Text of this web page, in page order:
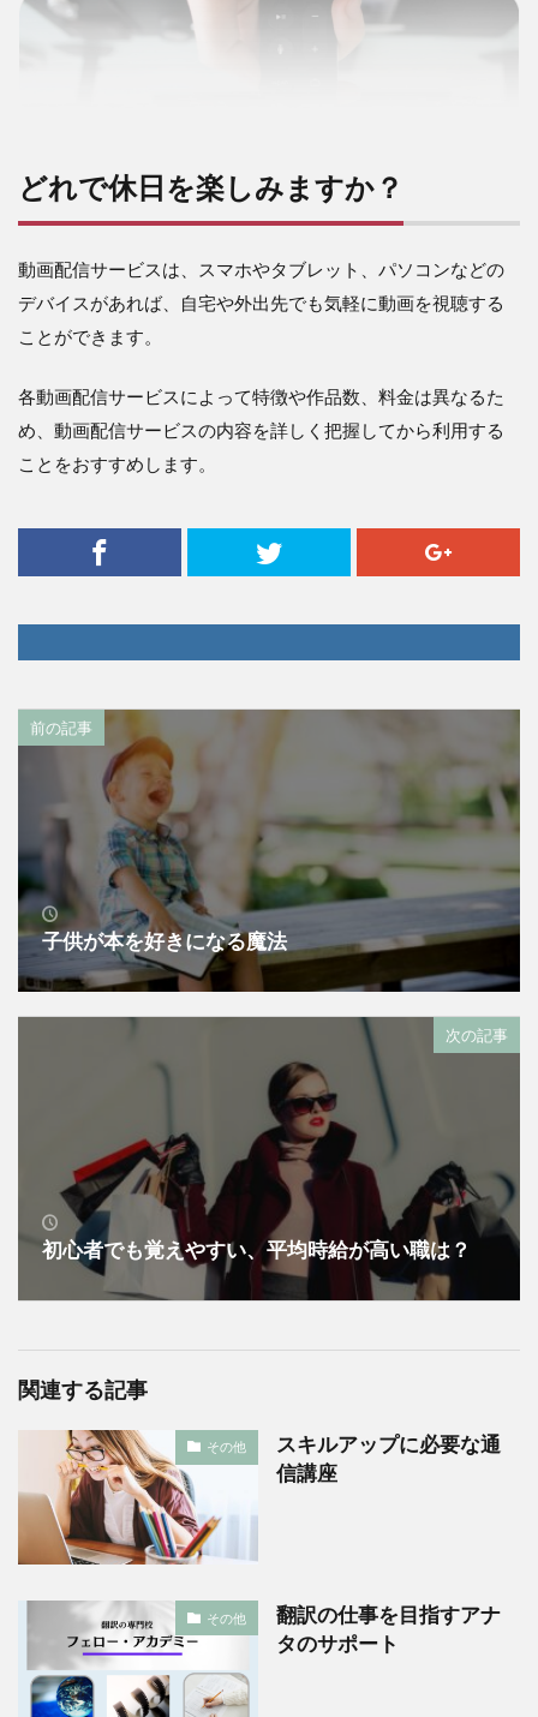
どれで休日を楽しみますか？
動画配信サービスは、スマホやタブレット、パソコンなどの
デバイスがあれば、自宅や外出先でも気軽に動画を視聴する
ことができます。
各動画配信サービスによって特徴や作品数、料金は異なるた
め、動画配信サービスの内容を詳しく把握してから利用する
ことをおすすめします。
前の記事
子供が本を好きになる魔法
次の記事
初心者でも覚えやすい、平均時給が高い職は？
関連する記事
その他
スキルアップに必要な通
信講座
その他
翻訳の仕事を目指すアナ
タのサポート